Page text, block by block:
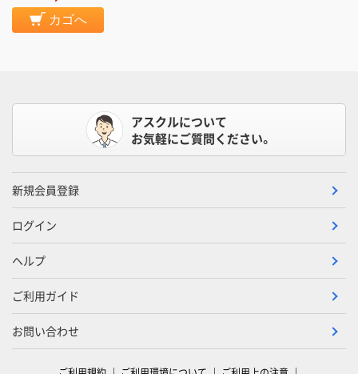
カゴへ
アスクルについて
お気軽にご質問ください。
新規会員登録
ログイン
ヘルプ
ご利用ガイド
お問い合わせ